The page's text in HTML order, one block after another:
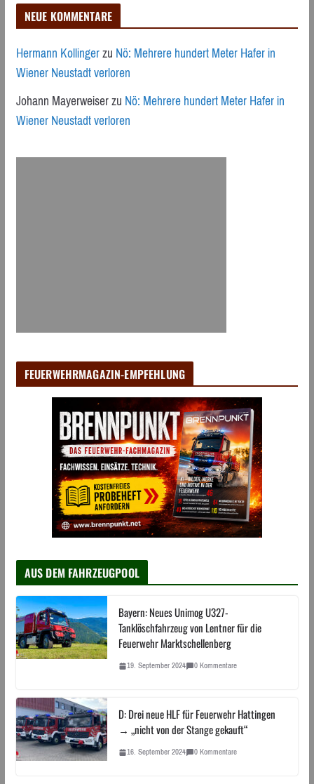
NEUE KOMMENTARE
Hermann KollingerzuNö: Mehrere hundert Meter Hafer in
Wiener Neustadt verloren
Johann MayerweiserzuNö: Mehrere hundert Meter Hafer in
Wiener Neustadt verloren
FEUERWEHRMAGAZIN-EMPFEHLUNG
AUS DEM FAHRZEUGPOOL
Bayern: Neues Unimog U327-
Tanklöschfahrzeug von Lentner für die
Feuerwehr Marktschellenberg
19. September 2024 0 Kommentare
D: Drei neue HLF für Feuerwehr Hattingen
→ „nicht von der Stange gekauft“
16. September 2024 0 Kommentare